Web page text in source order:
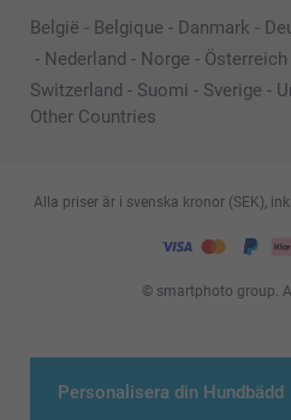
Personalisera din Hundbädd
België - Belgique - Danmark -
- Nederland - Norge - Österreich
Switzerland - Suomi - Sverige -
Other Countries
© smartphoto group.
Alla priser är i svenska kronor (SEK),